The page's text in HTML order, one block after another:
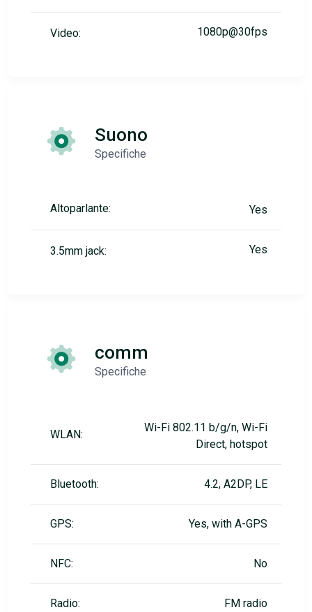
Video: 1080p@30fps
Suono
Specifiche
Altoparlante: Yes
3.5mm jack: Yes
comm
Specifiche
WLAN:
Wi-Fi 802.11 b/g/n, Wi-Fi
Direct, hotspot
Bluetooth: 4.2, A2DP, LE
GPS: Yes, with A-GPS
NFC: No
Radio: FM radio